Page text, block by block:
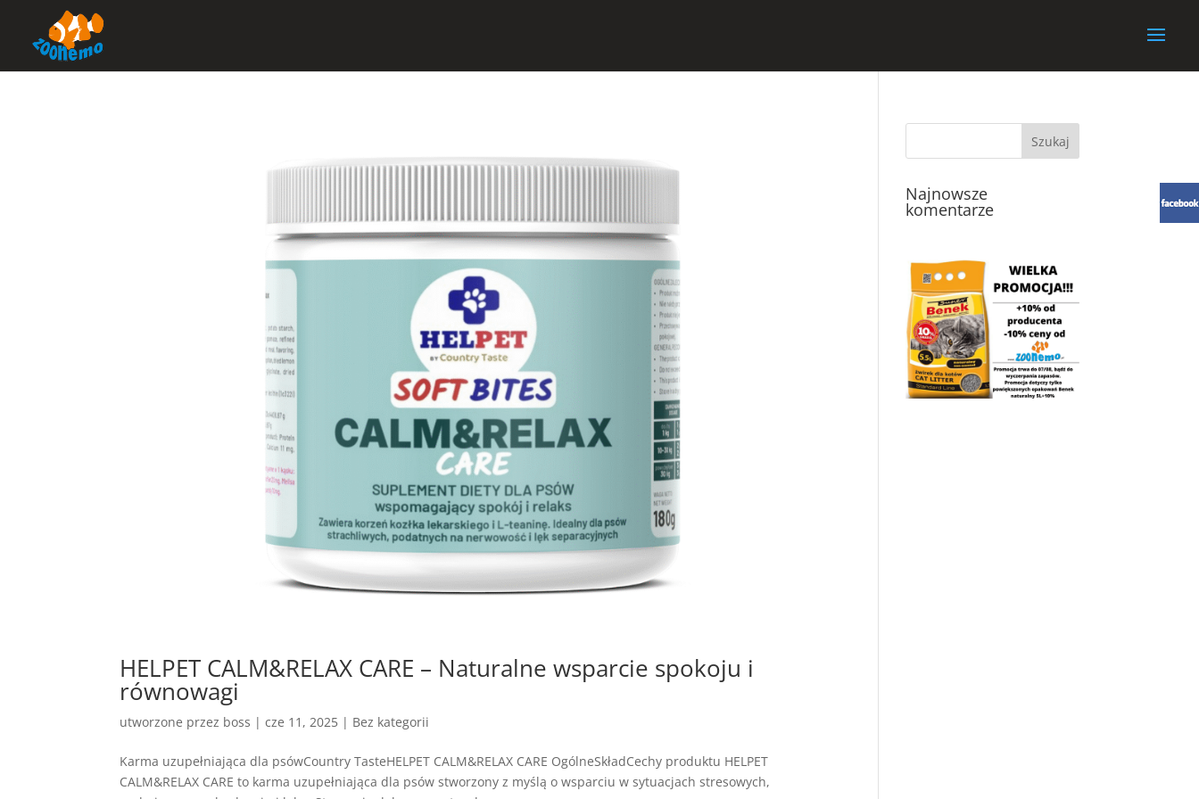
HELPET CALM&RELAX CARE – Naturalne wsparcie spokoju i
równowagi
utworzone przez boss |cze 11, 2025 | Bez kategorii
Karma uzupełniająca dla psówCountry TasteHELPET CALM&RELAX CARE OgólneSkładCechy produktu HELPET
CALM&RELAX CARE to karma uzupełniająca dla psów stworzony z myślą o wsparciu w sytuacjach stresowych,
Najnowsze
komentarze